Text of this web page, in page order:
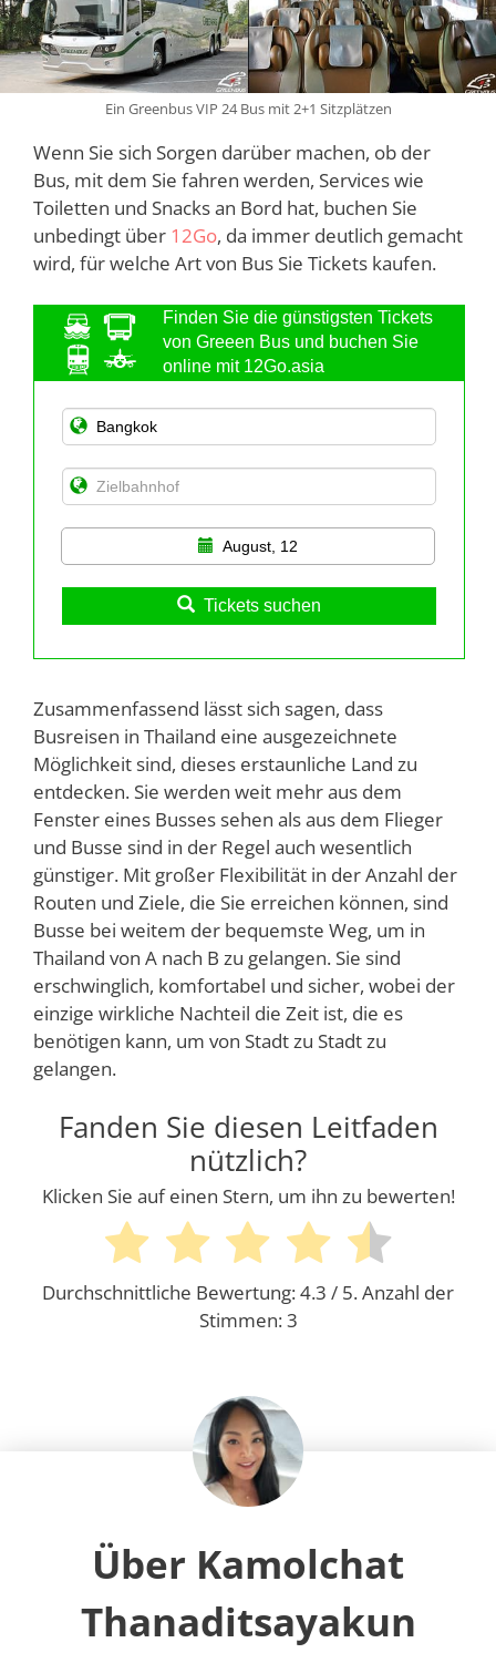
Ein Greenbus VIP 24 Bus mit 2+1 Sitzplätzen
Wenn Sie sich Sorgen darüber machen, ob der
Bus, mit dem Sie fahren werden, Services wie
Toiletten und Snacks an Bord hat, buchen Sie
unbedingt über 12Go, da immer deutlich gemacht
wird, für welche Art von Bus Sie Tickets kaufen.
Finden Sie die günstigsten Tickets
von Greeen Bus und buchen Sie
online mit 12Go.asia
August, 12
Tickets suchen
Zusammenfassend lässt sich sagen, dass
Busreisen in Thailand eine ausgezeichnete
Möglichkeit sind, dieses erstaunliche Land zu
entdecken. Sie werden weit mehr aus dem
Fenster eines Busses sehen als aus dem Flieger
und Busse sind in der Regel auch wesentlich
günstiger. Mit großer Flexibilität in der Anzahl der
Routen und Ziele, die Sie erreichen können, sind
Busse bei weitem der bequemste Weg, um in
Thailand von A nach B zu gelangen. Sie sind
erschwinglich, komfortabel und sicher, wobei der
einzige wirkliche Nachteil die Zeit ist, die es
benötigen kann, um von Stadt zu Stadt zu
gelangen.
Fanden Sie diesen Leitfaden
nützlich?
Klicken Sie auf einen Stern, um ihn zu bewerten!
Durchschnittliche Bewertung:4.3 / 5. Anzahl der
Stimmen:3
Über Kamolchat
Thanaditsayakun